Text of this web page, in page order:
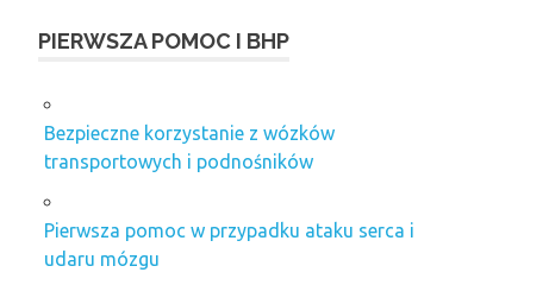
PIERWSZA POMOC I BHP
Bezpieczne korzystanie z wózków
transportowych i podnośników
Pierwsza pomoc w przypadku ataku serca i
udaru mózgu